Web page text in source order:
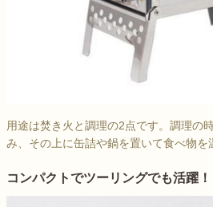
用途は焚き火と調理の2点です。調理の
み、その上に缶詰や鍋を置いて食べ物を
コンパクトでツーリングでも活躍！